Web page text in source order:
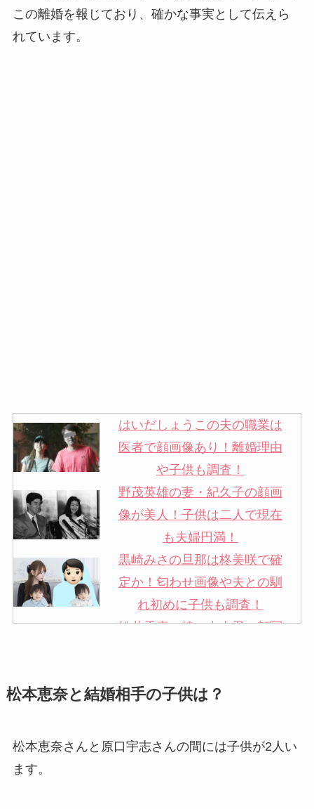
この離婚を報じており、確かな事実として伝えら
れています。
はいだしょうこの夫の職業は
医者で顔画像あり！離婚理由
や子供も調査！
野茂英雄の妻・紀久子の顔画
像が美人！子供は二人で現在
も夫婦円満！
黒崎みさの旦那は柊美咲で確
定か！匂わせ画像や夫との馴
れ初めに子供も調査！
松井秀喜の嫁・中山愛の顔写
申真衣の旦那・工藤けんの現
子供も調査！
松本恵奈と結婚相手の子供は？
松本恵奈さんと原口宇志さんの間には子供が2人い
ます。